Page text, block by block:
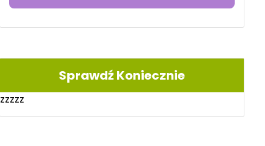
Sprawdź Koniecznie
zzzzz